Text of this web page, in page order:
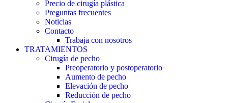
Precio de cirugía plástica
Preguntas frecuentes
Noticias
Contacto
Trabaja con nosotros
TRATAMIENTOS
Cirugía de pecho
Preoperatorio y postoperatorio
Aumento de pecho
Elevación de pecho
Reducción de pecho